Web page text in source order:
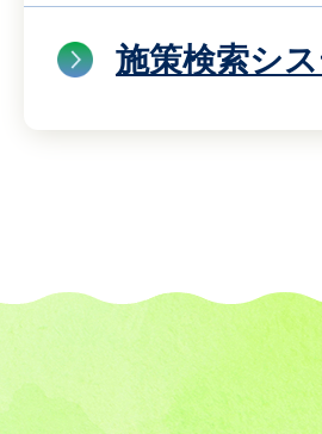
施策検索シ